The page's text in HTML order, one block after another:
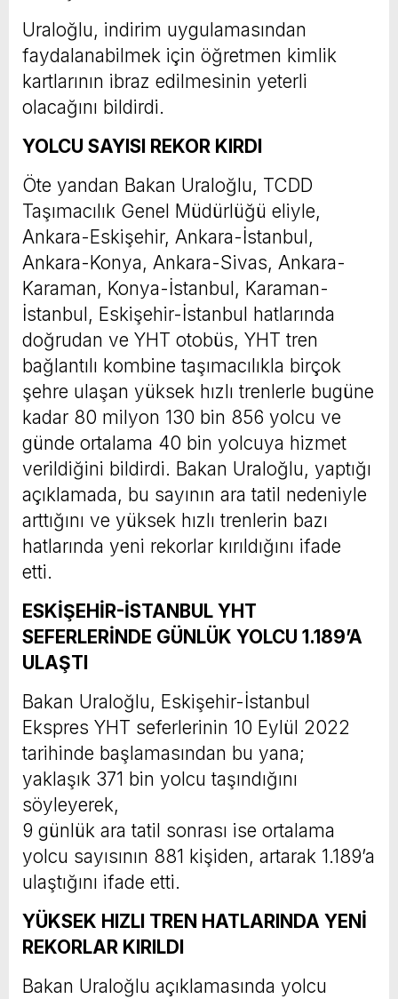
Uraloğlu, indirim uygulamasından
faydalanabilmek için öğretmen kimlik
kartlarının ibraz edilmesinin yeterli
olacağını bildirdi.
YOLCU SAYISI REKOR KIRDI
Öte yandan Bakan Uraloğlu, TCDD
Taşımacılık Genel Müdürlüğü eliyle,
Ankara-Eskişehir, Ankara-İstanbul,
Ankara-Konya, Ankara-Sivas, Ankara-
Karaman, Konya-İstanbul, Karaman-
İstanbul, Eskişehir-İstanbul hatlarında
doğrudan ve YHT otobüs, YHT tren
bağlantılı kombine taşımacılıkla birçok
şehre ulaşan yüksek hızlı trenlerle bugüne
kadar 80 milyon 130 bin 856 yolcu ve
günde ortalama 40 bin yolcuya hizmet
verildiğini bildirdi. Bakan Uraloğlu, yaptığı
açıklamada, bu sayının ara tatil nedeniyle
arttığını ve yüksek hızlı trenlerin bazı
hatlarında yeni rekorlar kırıldığını ifade
etti.
ESKİŞEHİR-İSTANBUL YHT
SEFERLERİNDE GÜNLÜK YOLCU 1.189’A
ULAŞTI
Bakan Uraloğlu, Eskişehir-İstanbul
Ekspres YHT seferlerinin 10 Eylül 2022
tarihinde başlamasından bu yana;
yaklaşık 371 bin yolcu taşındığını
söyleyerek,
9 günlük ara tatil sonrası ise ortalama
yolcu sayısının 881 kişiden, artarak 1.189’a
ulaştığını ifade etti.
YÜKSEK HIZLI TREN HATLARINDA YENİ
REKORLAR KIRILDI
Bakan Uraloğlu açıklamasında yolcu